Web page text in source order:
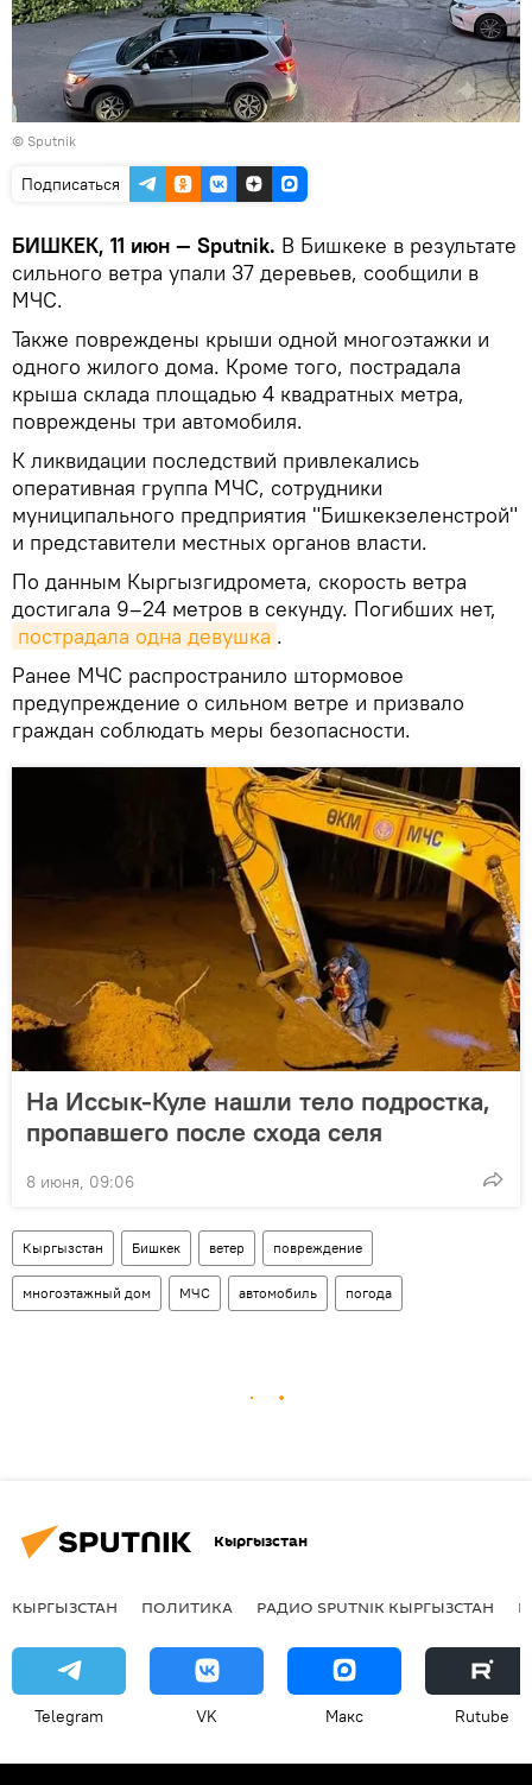
© Sputnik
Подписаться
БИШКЕК, 11 июн — Sputnik. В Бишкеке в результате
сильного ветра упали 37 деревьев, сообщили в
МЧС.
Также повреждены крыши одной многоэтажки и
одного жилого дома. Кроме того, пострадала
крыша склада площадью 4 квадратных метра,
повреждены три автомобиля.
К ликвидации последствий привлекались
оперативная группа МЧС, сотрудники
муниципального предприятия "Бишкекзеленстрой"
и представители местных органов власти.
По данным Кыргызгидромета, скорость ветра
достигала 9–24 метров в секунду. Погибших нет,
пострадала одна девушка .
Ранее МЧС распространило штормовое
предупреждение о сильном ветре и призвало
граждан соблюдать меры безопасности.
На Иссык-Куле нашли тело подростка,
пропавшего после схода селя
8 июня, 09:06
Кыргызстан Бишкек ветер повреждение
многоэтажный дом МЧС автомобиль погода
Кыргызстан
КЫРГЫЗСТАН ПОЛИТИКА РАДИО SPUTNIK КЫРГЫЗСТАН
Telegram VK Макс Rutube